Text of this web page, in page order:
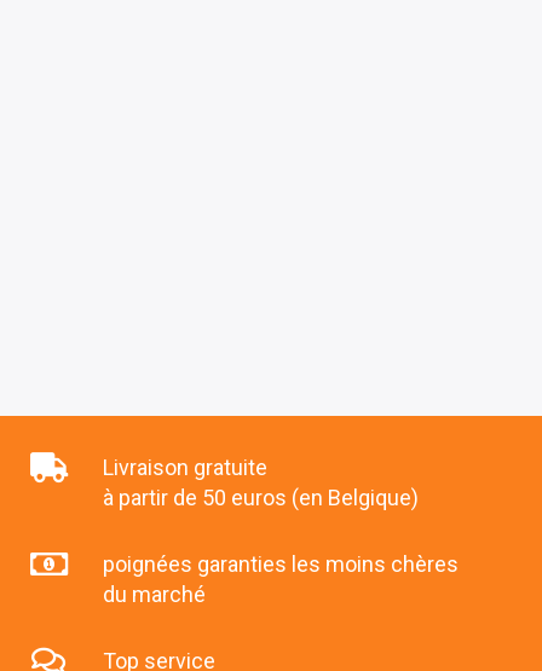
Livraison gratuite
à partir de 50 euros (en Belgique)
poignées garanties les moins chères
du marché
Top service